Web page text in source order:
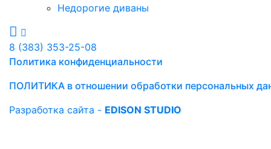
Недорогие диваны
8 (383) 353-25-08
Политика конфиденциальности
ПОЛИТИКА в отношении обработки персональных
Разработка сайта - EDISON STUDIO